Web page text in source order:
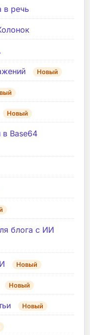
в речь
Новый
Новый
в Base64
блога с ИИ
Новый
Новый
Новый